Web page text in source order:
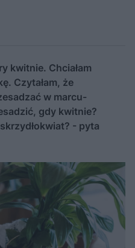
kwitnie. Chciałam
Czytałam, że
w marcu-
gdy kwitnie?
- pyta